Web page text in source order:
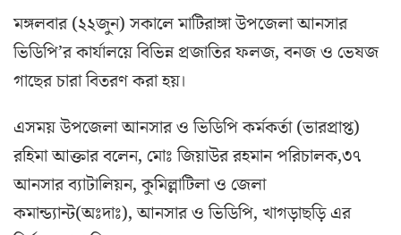
মঙ্গলবার (২২জুন) সকালে মাটিরাঙ্গা উপজেলা আনসার
ভিডিপি’র কার্যালয়ে বিভিন্ন প্রজাতির ফলজ, বনজ ও ভেষজ
গাছের চারা বিতরণ করা হয়।
এসময় উপজেলা আনসার ও ভিডিপি কর্মকর্তা (ভারপ্রাপ্ত)
রহিমা আক্তার বলেন, মোঃ জিয়াউর রহমান পরিচালক,৩৭
আনসার ব্যাটালিয়ন, কুমিল্লাটিলা ও জেলা
কমান্ড্যান্ট(অঃদাঃ), আনসার ও ভিডিপি, খাগড়াছড়ি এর